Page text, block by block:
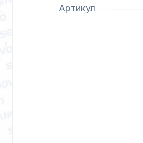
Артикул